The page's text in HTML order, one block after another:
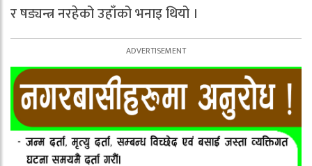
र षड्यन्त्र नरहेको उहाँको भनाइ थियो ।